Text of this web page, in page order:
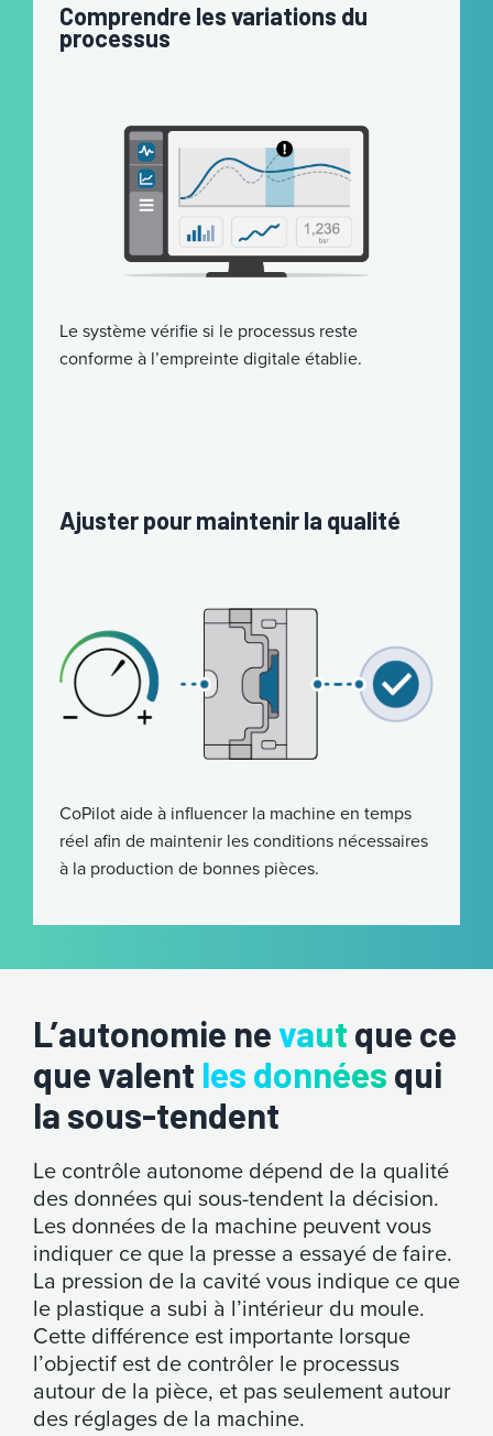
Comprendre les variations du
processus
Le système vérifie si le processus reste
conforme à l’empreinte digitale établie.
Ajuster pour maintenir la qualité
CoPilot aide à influencer la machine en temps
réel afin de maintenir les conditions nécessaires
à la production de bonnes pièces.
L’autonomie nevaut que ce
que valent les données qui
la sous-tendent
Le contrôle autonome dépend de la qualité
des données qui sous-tendent la décision.
Les données de la machine peuvent vous
indiquer ce que la presse a essayé de faire.
La pression de la cavité vous indique ce que
le plastique a subi à l’intérieur du moule.
Cette différence est importante lorsque
l’objectif est de contrôler le processus
autour de la pièce, et pas seulement autour
des réglages de la machine.